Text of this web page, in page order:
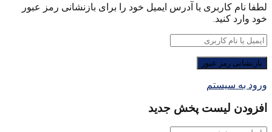
لطفا نام کاربری یا آدرس ایمیل خود را برای بازنشانی رمز عبور
خود وارد کنید.
ورود به سیستم
افزودن لیست پخش جدید